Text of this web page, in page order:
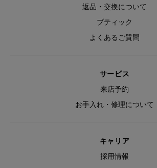
返品・交換について
ブティック
よくあるご質問
サービス
来店予約
お手入れ・修理について
キャリア
採用情報